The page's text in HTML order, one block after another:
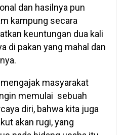
dan hasilnya pun
kampung secara
keuntungan dua kali
di pakan yang mahal dan
masyarakat
memulai sebuah
diri, bahwa kita juga
akan rugi, yang